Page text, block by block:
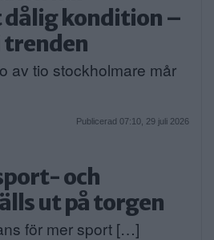
kondition –
trenden
av tio stockholmare mår
Publicerad 07:10, 29 juli 2026
och
ut på torgen
för mer sport […]